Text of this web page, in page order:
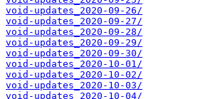
void-updates_2020-09-26/
void-updates_2020-09-27/
void-updates_2020-09-28/
void-updates_2020-09-29/
void-updates_2020-09-30/
void-updates_2020-10-01/
void-updates_2020-10-02/
void-updates_2020-10-03/
void-updates_2020-10-04/